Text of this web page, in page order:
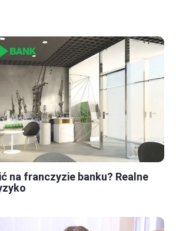
na franczyzie banku? Realne